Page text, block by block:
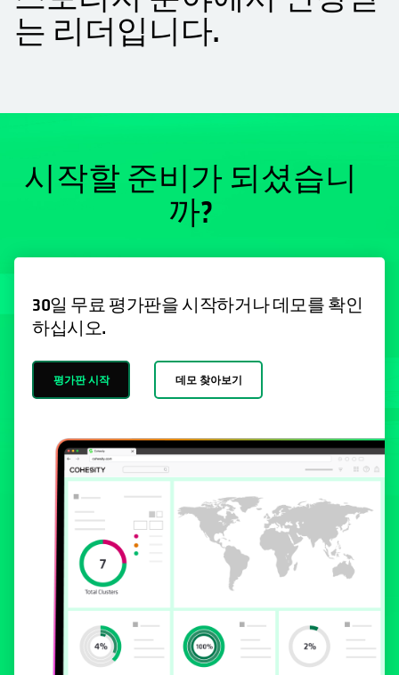
는 리더입니다.
시작할 준비가 되셨습니
까?
30일 무료 평가판을 시작하거나 데모를 확인
하십시오.
평가판 시작 데모 찾아보기